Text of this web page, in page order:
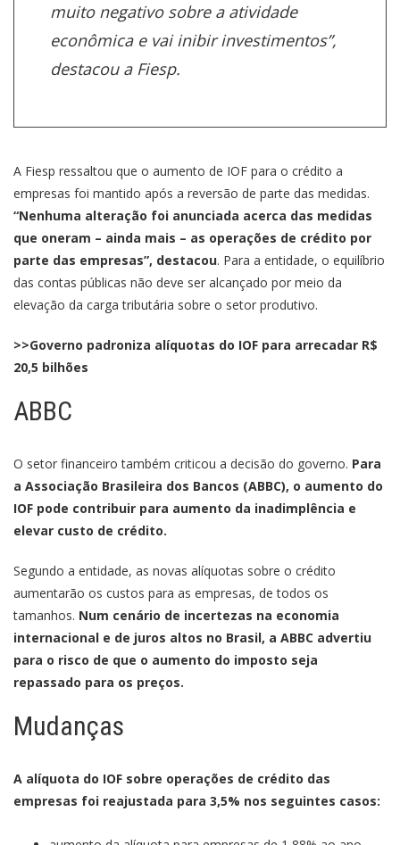
muito negativo sobre a atividade
econômica e vai inibir investimentos”,
destacou a Fiesp.
A Fiesp ressaltou que o aumento de IOF para o crédito a
empresas foi mantido após a reversão de parte das medidas.
“Nenhuma alteração foi anunciada acerca das medidas
que oneram – ainda mais – as operações de crédito por
parte das empresas”, destacou. Para a entidade, o equilíbrio
das contas públicas não deve ser alcançado por meio da
elevação da carga tributária sobre o setor produtivo.
>>Governo padroniza alíquotas do IOF para arrecadar R$
20,5 bilhões
ABBC
O setor financeiro também criticou a decisão do governo. Para
a Associação Brasileira dos Bancos (ABBC), o aumento do
IOF pode contribuir para aumento da inadimplência e
elevar custo de crédito.
Segundo a entidade, as novas alíquotas sobre o crédito
aumentarão os custos para as empresas, de todos os
tamanhos. Num cenário de incertezas na economia
internacional e de juros altos no Brasil, a ABBC advertiu
para o risco de que o aumento do imposto seja
repassado para os preços.
Mudanças
A alíquota do IOF sobre operações de crédito das
empresas foi reajustada para 3,5% nos seguintes casos: